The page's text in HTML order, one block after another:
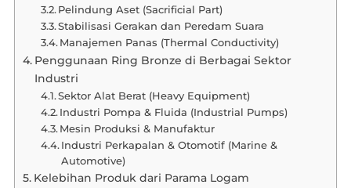
Pelindung Aset (Sacrificial Part)
Stabilisasi Gerakan dan Peredam Suara
Manajemen Panas (Thermal Conductivity)
Penggunaan Ring Bronze di Berbagai Sektor
Industri
Sektor Alat Berat (Heavy Equipment)
Industri Pompa & Fluida (Industrial Pumps)
Mesin Produksi & Manufaktur
Industri Perkapalan & Otomotif (Marine &
Automotive)
Kelebihan Produk dari Parama Logam